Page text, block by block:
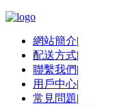
網站簡介|
配送方式|
聯繫我們|
用戶中心|
常見問題|